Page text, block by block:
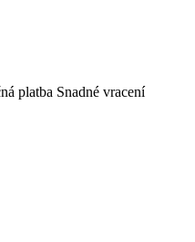
platba Snadné vracení